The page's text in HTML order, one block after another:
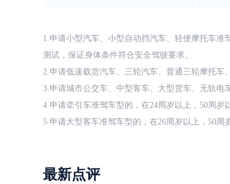
1.申请小型汽车、小型自动挡汽车、轻便摩托车准
测试，保证身体条件符合安全驾驶要求。
2.申请低速载货汽车、三轮汽车、普通三轮摩托车
3.申请城市公交车、中型客车、大型货车、无轨电
4.申请牵引车准驾车型的，在24周岁以上，50周岁
5.申请大型客车准驾车型的，在26周岁以上，50周
最新点评